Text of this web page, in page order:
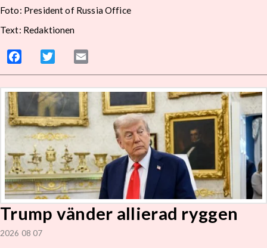
Foto: President of Russia Office
Text: Redaktionen
Facebook Twitter
Trump vänder allierad ryggen
2026 08 07